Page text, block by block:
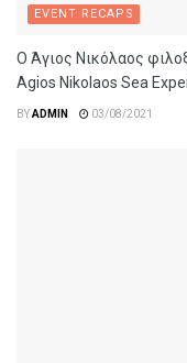
EVENT RECAPS
Ο Άγιος Νικόλαος
Agios Nikolaos Sea
BYADMIN 03/08/2021